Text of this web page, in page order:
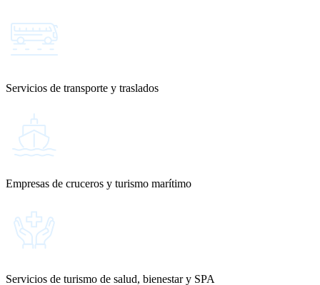
Servicios de transporte y traslados
Empresas de cruceros y turismo marítimo
Servicios de turismo de salud, bienestar y SPA